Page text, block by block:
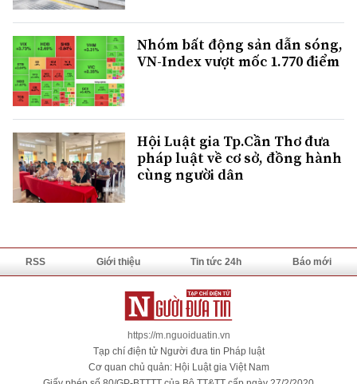
Nhóm bất động sản dẫn sóng,
VN-Index vượt mốc 1.770 điểm
Hội Luật gia Tp.Cần Thơ đưa
pháp luật về cơ sở, đồng hành
cùng người dân
RSS Giới thiệu Tin tức 24h Báo mới
https://m.nguoiduatin.vn
Tạp chí điện tử Người đưa tin Pháp luật
Cơ quan chủ quản: Hội Luật gia Việt Nam